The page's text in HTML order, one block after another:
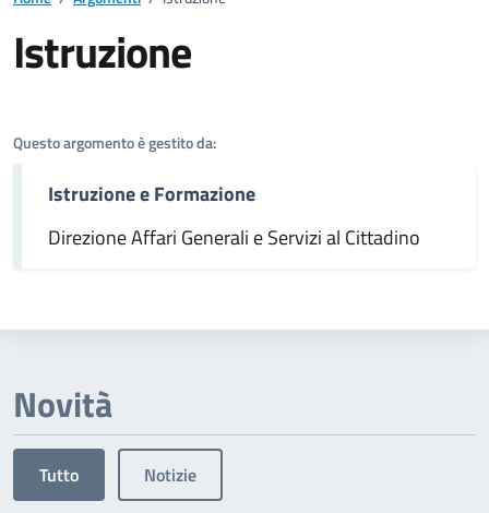
Istruzione
Questo argomento è gestito da:
Istruzione e Formazione
Direzione Affari Generali e Servizi al Cittadino
Novità
Tutto Notizie